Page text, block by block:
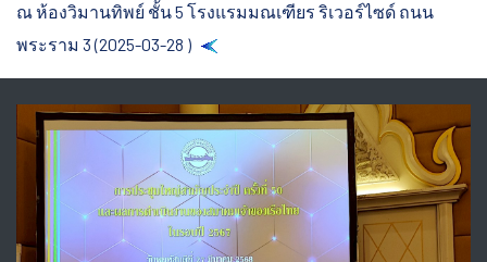
ณ ห้องวิมานทิพย์ ชั้น 5 โรงแรมมณเฑียร ริเวอร์ไซด์ ถนน
พระราม 3 (2025-03-28 )